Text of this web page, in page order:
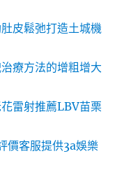
皮鬆弛打造土城機
療方法的增粗增大
雷射推薦LBV苗栗
價客服提供3a娛樂